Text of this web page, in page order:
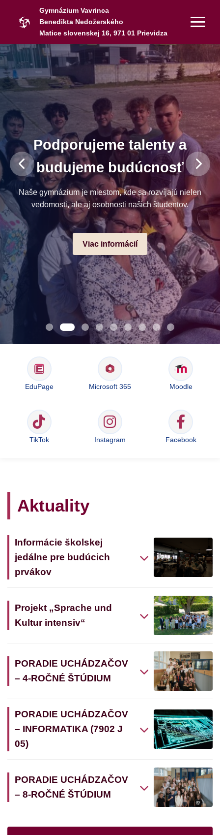
Gymnázium Vavrinca
Benedikta Nedožerského
Matice slovenskej 16, 971 01 Prievidza
Podporujeme talenty a
budujeme budúcnosť
Naše gymnázium je miestom, kde sa rozvíjajú nielen
vedomosti, ale aj osobnosti našich študentov.
Viac informácií
EduPage Microsoft 365 Moodle
TikTok Instagram Facebook
Aktuality
Informácie školskej
jedálne pre budúcich
prvákov
Projekt „Sprache und
Kultur intensiv“
PORADIE UCHÁDZAČOV
– 4-ROČNÉ ŠTÚDIUM
PORADIE UCHÁDZAČOV
– INFORMATIKA (7902 J
05)
PORADIE UCHÁDZAČOV
– 8-ROČNÉ ŠTÚDIUM